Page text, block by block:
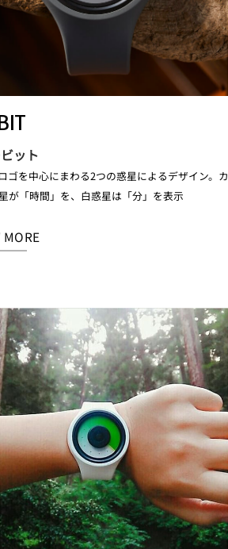
ット
ゴを中心にまわる2つの惑星によるデザイン。カ
が「時間」を、白惑星は「分」を表示